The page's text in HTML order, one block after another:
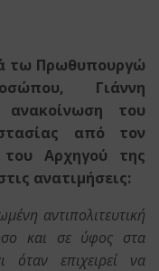
τω Πρωθυπουργώ
Γιάννη
του
από τον
Αρχηγού της
ανατιμήσεις:
αντιπολιτευτική
και σε ύφος στα
όταν επιχειρεί να